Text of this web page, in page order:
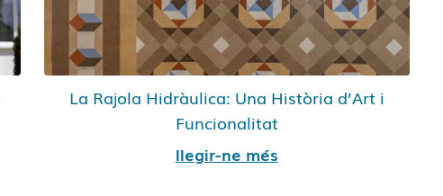
La Rajola Hidràulica: Una Història d’Art i
Funcionalitat
llegir-ne més